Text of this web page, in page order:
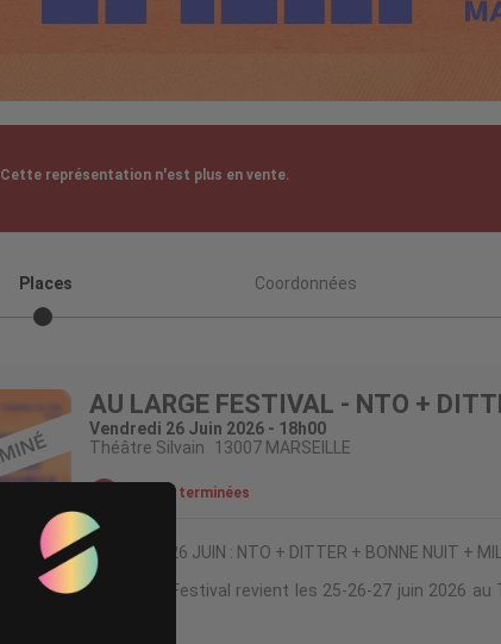
Cette représentation n'est plus en vente.
Places Coordonnées
AU LARGE FESTIVAL - NTO +
Vendredi 26 Juin 2026 - 18h00
Théâtre Silvain
13007 MARSEILLE
Ventes terminées
VENDREDI 26 JUIN : NTO + DITTER + BONNE NUIT +
AU LARGE Festival revient les 25-26-27 juin 2026